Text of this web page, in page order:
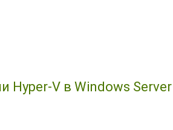
V в Windows Server